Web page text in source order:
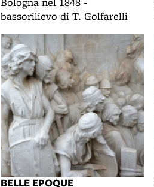
bassorilievo di T. Golfarelli
BELLE EPOQUE